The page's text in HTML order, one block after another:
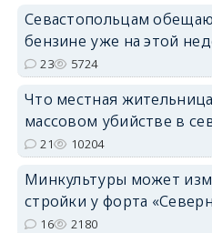
Севастопольцам
бензине уже на этой
23 5724
Что местная жительница
массовом убийстве в
21 10204
Минкультуры может
стройки у форта
16 2180